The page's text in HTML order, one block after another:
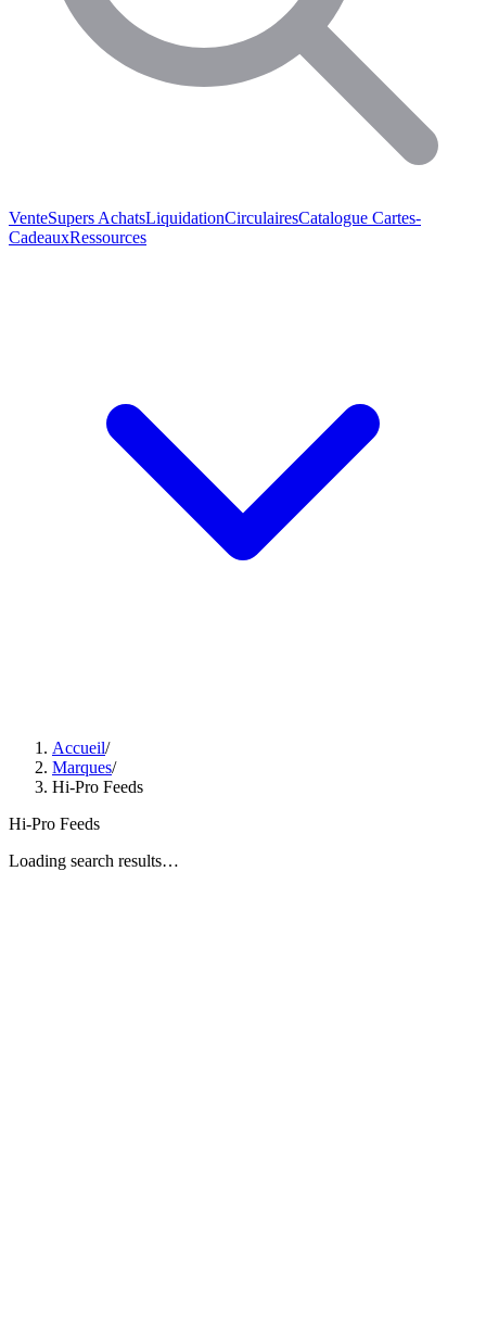
VenteSupers AchatsLiquidationCirculairesCatalogue Cartes-
CadeauxRessources
Accueil/
Marques/
Hi-Pro Feeds
Hi-Pro Feeds
Loading search results…